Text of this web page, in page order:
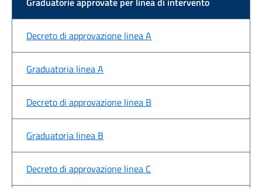
Decreto di approvazione linea A
Graduatoria linea A
Decreto di approvazione linea B
Graduatoria linea B
Decreto di approvazione linea C